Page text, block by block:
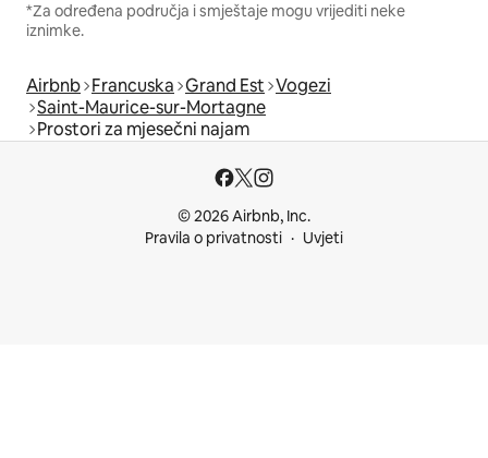
*Za određena područja i smještaje mogu vrijediti neke
iznimke.
Airbnb Francuska Grand Est Vogezi
Saint-Maurice-sur-Mortagne
Prostori za mjesečni najam
© 2026 Airbnb, Inc.
Pravila o privatnosti
Uvjeti